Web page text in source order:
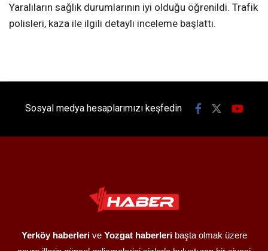
Yaralıların sağlık durumlarının iyi olduğu öğrenildi. Trafik
polisleri, kaza ile ilgili detaylı inceleme başlattı.
Sosyal medya hesaplarımızı keşfedin
Yerköy haberlerive Yozgat haberleribaşta olmak üzere